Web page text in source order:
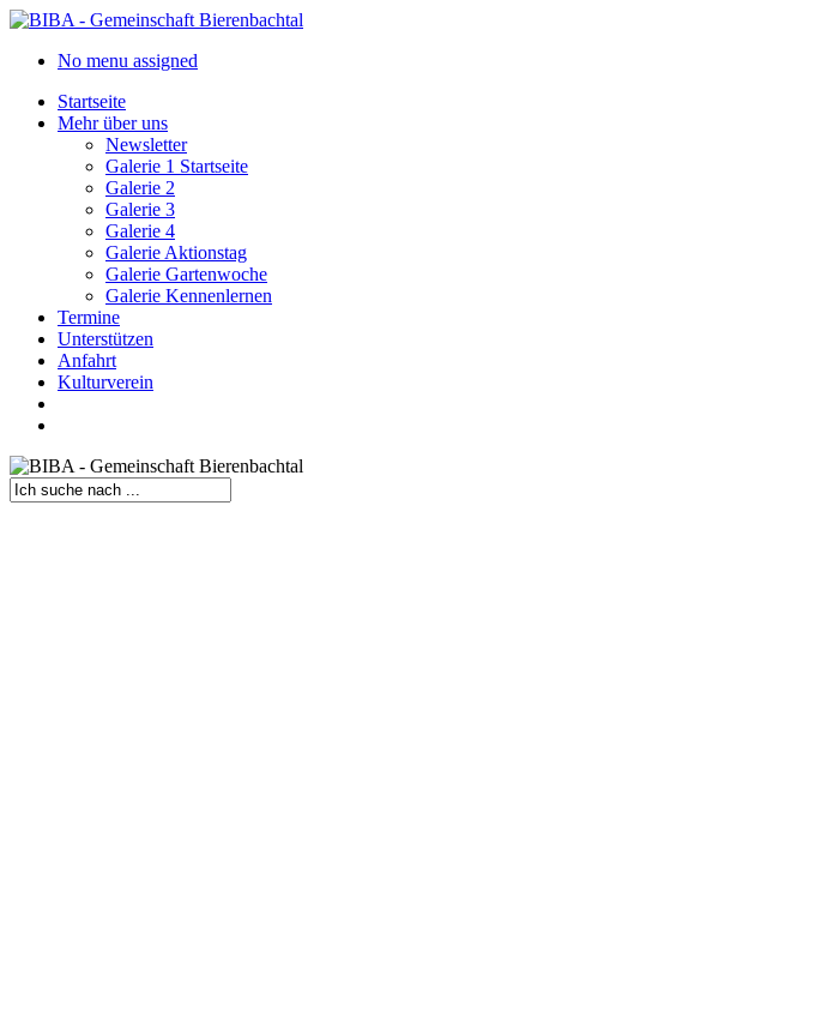
Skip
main
search
Menu
No menu assigned
Startseite
Mehr über uns
Newsletter
Galerie 1 Startseite
Galerie 2
Galerie 3
Galerie 4
Galerie Aktionstag
Galerie Gartenwoche
Galerie Kennenlernen
Termine
Unterstützen
Anfahrt
Kulturverein